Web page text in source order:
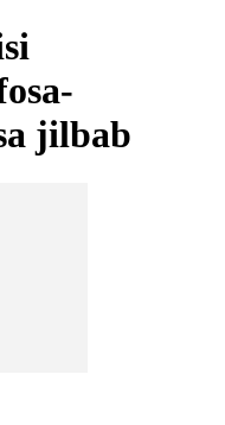
jilbab